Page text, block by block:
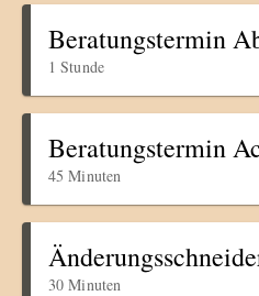
Beratungstermin
1 Stunde
Beratungstermin
45 Minuten
30 Minuten